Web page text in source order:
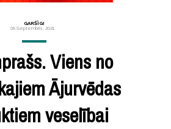
GARŠĪGI
08 Septembris, 2021
Viens no
Ājurvēdas
veselībai